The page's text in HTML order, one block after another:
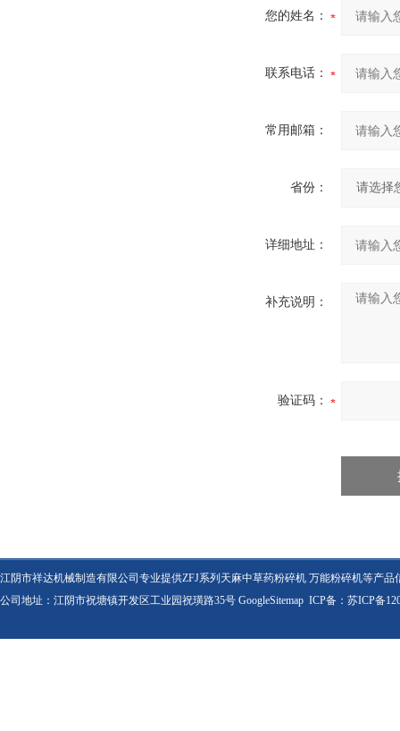
您的姓名：
联系电话：
常用邮箱：
省份：
详细地址：
补充说明：
验证码：
江阴市祥达机械制造有限公司专业提供ZFJ系列天麻中草药粉碎机 万能粉碎机等产品
公司地址：江阴市祝塘镇开发区工业园祝璜路35号 GoogleSitemap ICP备： 苏ICP备